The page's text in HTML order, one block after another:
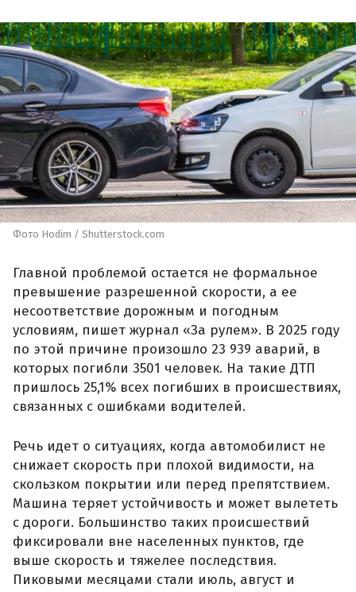
Фото Hodim / Shutterstock.com
Главной проблемой остается не формальное
превышение разрешенной скорости, а ее
несоответствие дорожным и погодным
условиям, пишет журнал «За рулем». В 2025 году
по этой причине произошло 23 939 аварий, в
которых погибли 3501 человек. На такие ДТП
пришлось 25,1% всех погибших в происшествиях,
связанных с ошибками водителей.
Речь идет о ситуациях, когда автомобилист не
снижает скорость при плохой видимости, на
скользком покрытии или перед препятствием.
Машина теряет устойчивость и может вылететь
с дороги. Большинство таких происшествий
фиксировали вне населенных пунктов, где
выше скорость и тяжелее последствия.
Пиковыми месяцами стали июль, август и